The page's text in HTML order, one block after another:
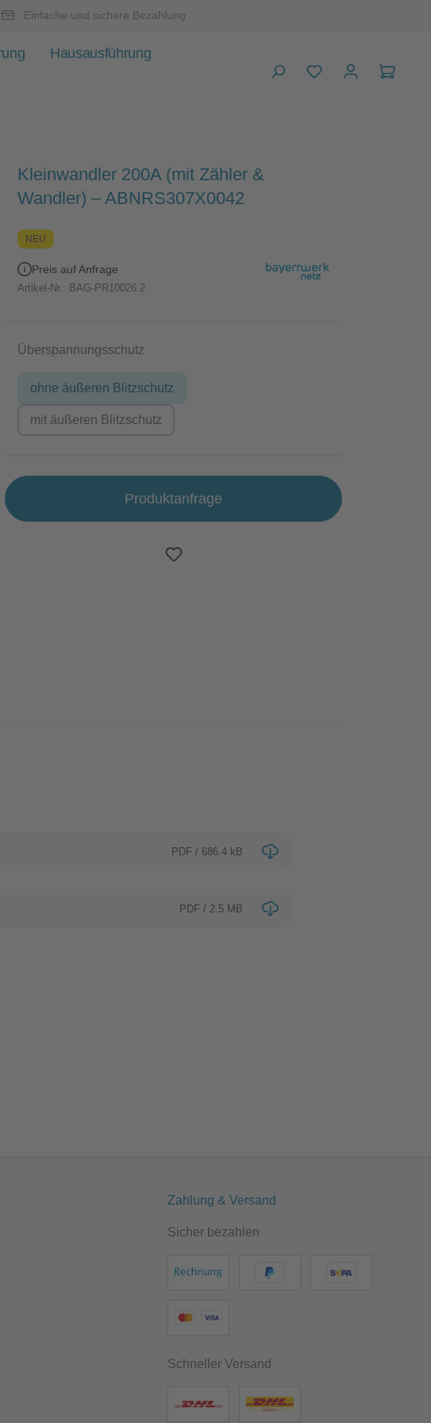
Einfache und sichere Bezahlung
Hausausführung
Kleinwandler 200A (mit Zähler &
Wandler) – ABNRS307X0042
NEU
Preis auf Anfrage
Artikel-Nr.: BAG-PR10026.2
Überspannungsschutz
ohne äußeren Blitzschutz
mit äußeren Blitzschutz
Produktanfrage
PDF / 686.4 kB
PDF / 2.5 MB
Zahlung & Versand
Sicher bezahlen
Schneller Versand